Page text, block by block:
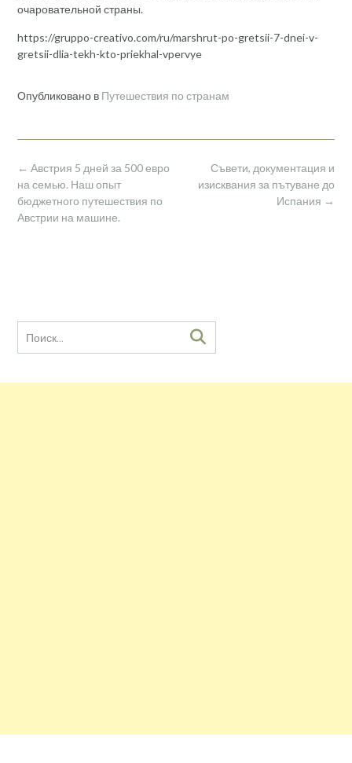
очаровательной страны.
https://gruppo-creativo.com/ru/marshrut-po-gretsii-7-dnei-v-
gretsii-dlia-tekh-kto-priekhal-vpervye
Опубликовано в Путешествия по странам
Навигация
по
записям
Съвети, документация и
изисквания за пътуване до
Испания →
← Австрия 5 дней за 500 евро
на семью. Наш опыт
бюджетного путешествия по
Австрии на машине.